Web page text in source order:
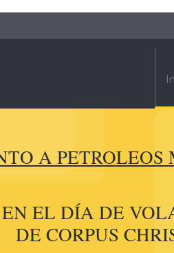
A
EL DÍA DE
DE CORPUS